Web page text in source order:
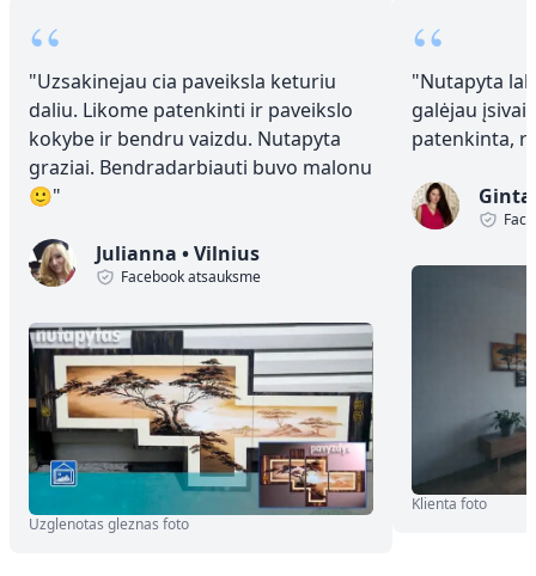
“
"Uzsakinejau cia paveiksla keturiu
daliu. Likome patenkinti ir paveikslo
kokybe ir bendru vaizdu. Nutapyta
graziai. Bendradarbiauti buvo malonu
🙂"
Julianna •Vilnius
Facebook atsauksme
Uzglenotas gleznas foto
“
"Nutapyta
galėjau
patenkinta,
Klienta foto